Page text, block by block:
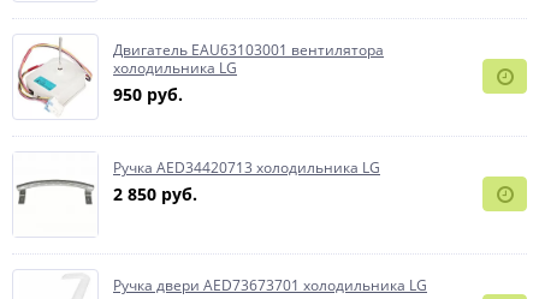
Двигатель EAU63103001 вентилятора
холодильника LG
950 руб.
Ручка AED34420713 холодильника LG
2 850 руб.
Ручка двери AED73673701 холодильника LG